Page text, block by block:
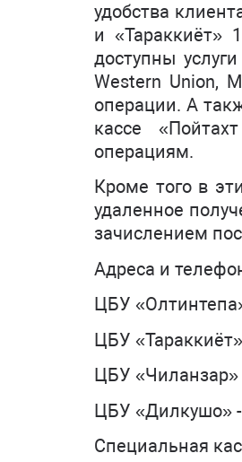
удобства
и «Тараккиёт»
доступны
Western Union,
операции. А
кассе
операциям.
Кроме того в
удаленное
зачислением
Адреса и
ЦБУ
ЦБУ
ЦБУ «Чиланзар»
ЦБУ «Дилкушо» -
Специальная